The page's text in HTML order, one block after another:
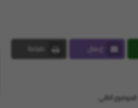
إرسال
Email
طباعة
Print
الموضوع التالي